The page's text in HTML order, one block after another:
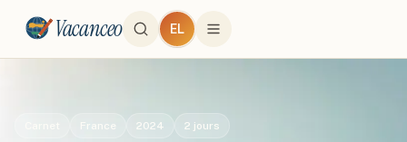
Vacanceo EL
France 2024 2 jours